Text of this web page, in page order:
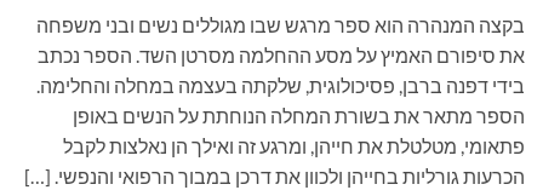
בקצה המנהרה הוא ספר מרגש שבו מגוללים נשים ובני משפחה
את סיפורם האמיץ על מסע ההחלמה מסרטן השד. הספר נכתב
בידי דפנה ברבן, פסיכולוגית, שלקתה בעצמה במחלה והחלימה.
הספר מתאר את בשורת המחלה הנוחתת על הנשים באופן
פתאומי, מטלטלת את חייהן, ומרגע זה ואילך הן נאלצות לקבל
הכרעות גורליות בחייהן ולכוון את דרכן במבוך הרפואי והנפשי. […]